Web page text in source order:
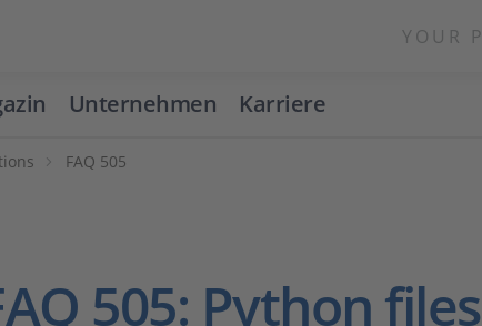
YOUR
Unternehmen Karriere
FAQ 505
505: Python